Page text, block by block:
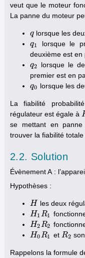
veut que le moteur
La panne du moteur
q
q lorsque les
q1
q1
lorsque le
deuxième est en
q2
q2 lorsque le
premier est en
q0
q0 lorsque les
La fiabilité
régulateur est égale à
se mettant en panne
trouver la fiabilité totale
2.2. Solution
Évènement A :
Hypothèses :
H
H
les deux
H1 R1
H1 R1
H2R2
H2R2
H0R1
H0R1 et R2
R2
Rappelons la formule